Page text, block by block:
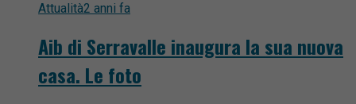
Attualità2 anni fa
Aib di Serravalle inaugura la sua nuova
casa. Le foto